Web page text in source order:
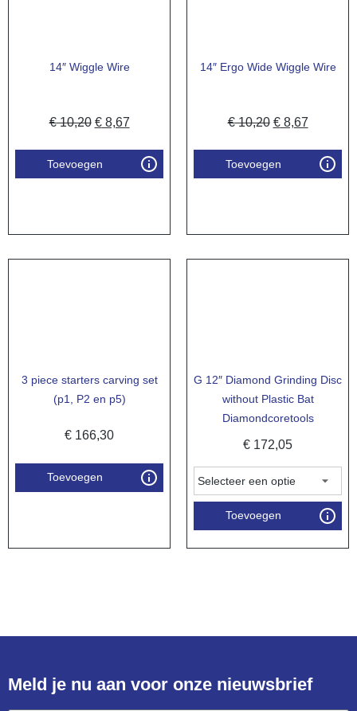
14″ Wiggle Wire
€10,20 €8,67
Toevoegen
14″ Ergo Wide Wiggle Wire
€10,20 €8,67
Toevoegen
3 piece starters carving set
(p1, P2 en p5)
€ 166,30
Toevoegen
G 12″ Diamond Grinding Disc
without Plastic Bat
Diamondcoretools
€ 172,05
Toevoegen
Meld je nu aan voor onze nieuwsbrief​